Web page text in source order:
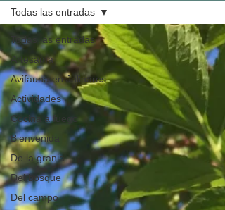
Todas las entradas
Artesanía
Avifauna en Julinares
Actividades
Cocina a fuego
Bienvenida
De la granja
Del bosque
Del campo
Todas las entradas